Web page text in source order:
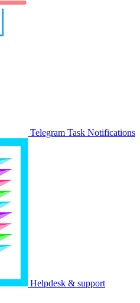
Telegram Task Notifications
Helpdesk & support